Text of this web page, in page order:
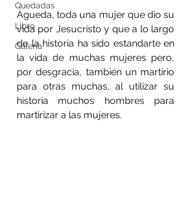
Quedadas
Libro
Galería
Águeda, toda una mujer que dio su
vida por Jesucristo y que a lo largo
de la historia ha sido estandarte en
la vida de muchas mujeres pero,
por desgracia, también un martirio
para otras muchas, al utilizar su
historia muchos hombres para
martirizar a las mujeres.